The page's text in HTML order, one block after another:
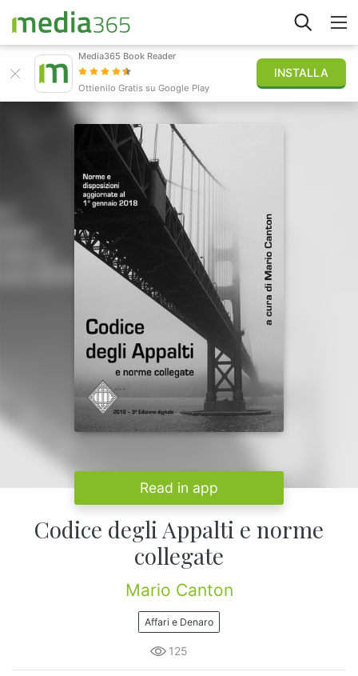
Accedi
Pubblica
Media365 Book Reader
Ottienilo Gratis su Google Play
INSTALLA
Read in app
Codice degli Appalti e norme
collegate
Mario Canton
Affari e Denaro
125